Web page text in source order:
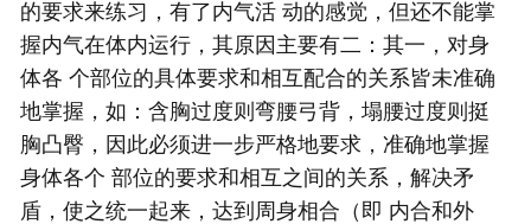
的要求来练习，有了内气活 动的感觉，但还不能掌
握内气在体内运行，其原因主要有二：其一，对身
体各 个部位的具体要求和相互配合的关系皆未准确
地掌握，如：含胸过度则弯腰弓背，塌腰过度则挺
胸凸臀，因此必须进一步严格地要求，准确地掌握
身体各个 部位的要求和相互之间的关系，解决矛
盾，使之统一起来，达到周身相合（即 内合和外